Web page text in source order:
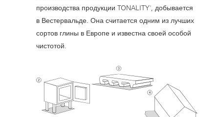
производства продукции TONALITY®, добывается
в Вестервальде. Она считается одним из лучших
сортов глины в Европе и известна своей особой
чистотой.